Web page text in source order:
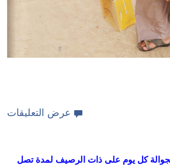
عرض التعليقات
الجوالة كل يوم على ذات الرصيف لمدة تصل